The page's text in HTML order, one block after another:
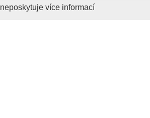
neposkytuje více informací